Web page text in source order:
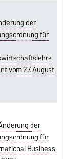
der
für
vom 27. August
der
für
Business